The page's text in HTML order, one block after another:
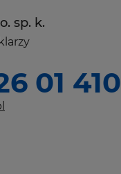
sp. k.
01 410